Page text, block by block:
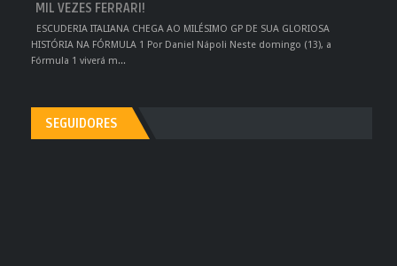
MIL VEZES FERRARI!
ESCUDERIA ITALIANA CHEGA AO MILÉSIMO GP DE SUA GLORIOSA
HISTÓRIA NA FÓRMULA 1 Por Daniel Nápoli Neste domingo (13), a
Fórmula 1 viverá m...
SEGUIDORES